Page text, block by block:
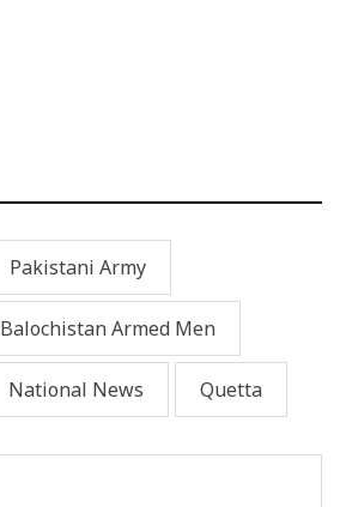
Pakistani Army
Balochistan Armed Men
National News Quetta